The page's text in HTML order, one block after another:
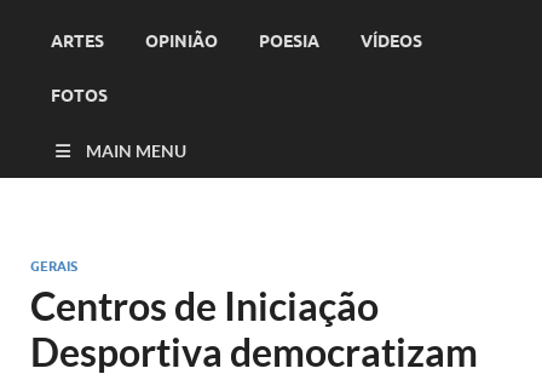
ARTES OPINIÃO POESIA VÍDEOS
FOTOS
MAIN MENU
GERAIS
Centros de Iniciação
Desportiva democratizam